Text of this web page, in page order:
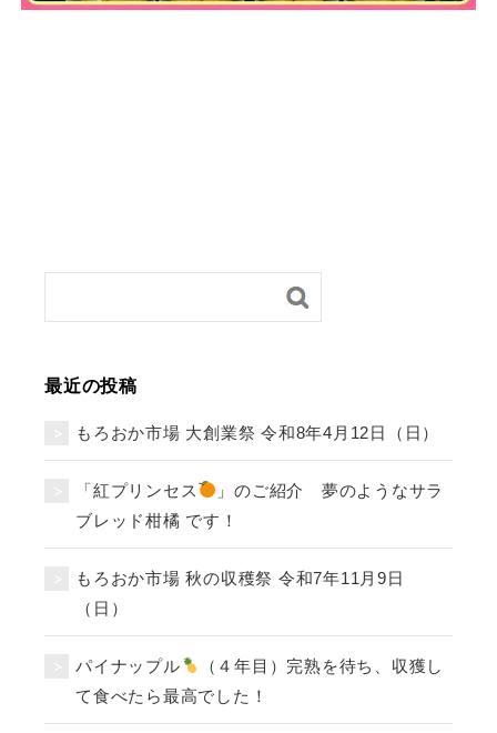
最近の投稿
もろおか市場 大創業祭 令和8年4月12日（日）
「紅プリンセス
」のご紹介 夢のようなサラ
ブレッド柑橘 です！
もろおか市場 秋の収穫祭 令和7年11月9日
（日）
パイナップル
（４年目）完熟を待ち、収獲し
て食べたら最高でした！